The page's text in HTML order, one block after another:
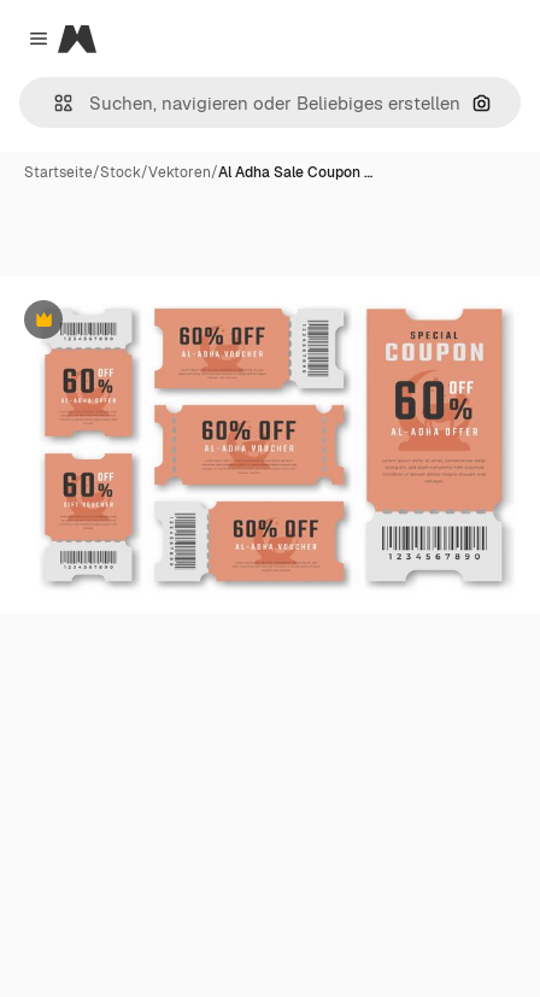
Close menu
Magnific
Nach
Startseite/Stock/Vektoren/Al Adha Sale Coupon …
Premium